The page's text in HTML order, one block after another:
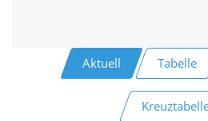
Aktuell Tabelle